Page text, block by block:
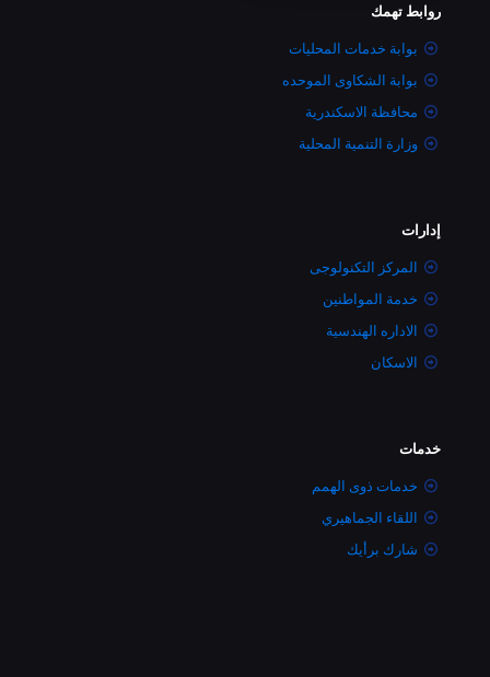
روابط تهمك
بوابة خدمات المحليات
بوابة الشكاوى الموحده
محافظة الاسكندرية
وزارة التنمية المحلية
إدارات
المركز التكنولوجى
خدمة المواطنين
الاداره الهندسية
الاسكان
خدمات
خدمات ذوى الهمم
اللقاء الجماهيري
شارك برأيك